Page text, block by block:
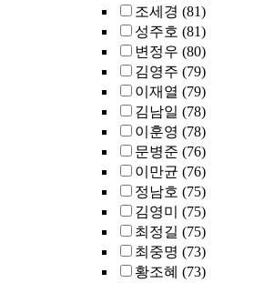
조세경 (81)
성주호 (81)
변정우 (80)
김영주 (79)
이재열 (79)
김남일 (78)
이훈영 (78)
문병준 (76)
이만균 (76)
정남호 (75)
김영미
(75)
최정길 (75)
최중명 (73)
황조혜 (73)